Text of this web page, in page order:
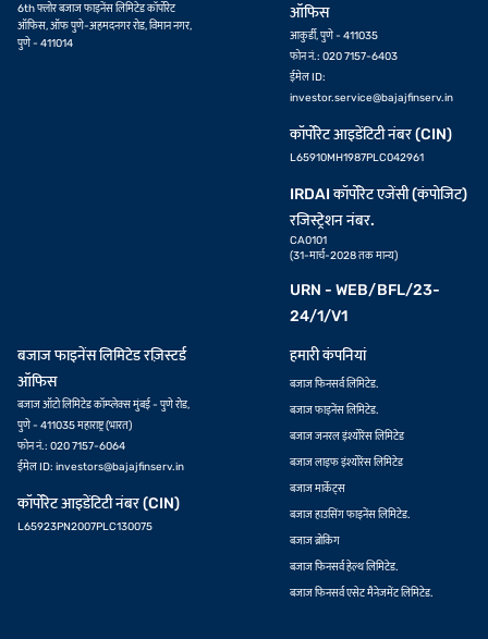
6th फ्लोर बजाज फाइनेंस लिमिटेड कॉर्पोरेट
ऑफिस, ऑफ पुणे-अहमदनगर रोड, विमान नगर,
पुणे - 411014
ऑफिस
आकुर्डी, पुणे - 411035
फोन नं.: 020 7157-6403
ईमेल ID:
investor.service@bajajfinserv.in
कॉर्पोरेट आइडेंटिटी नंबर (CIN)
L65910MH1987PLC042961
IRDAI कॉर्पोरेट एजेंसी (कंपोजिट)
रजिस्ट्रेशन नंबर.
CA0101
(31-मार्च-2028 तक मान्य)
URN - WEB/BFL/23-
24/1/V1
बजाज फाइनेंस लिमिटेड रज़िस्टर्ड
ऑफिस
बजाज ऑटो लिमिटेड कॉम्प्लेक्स मुंबई - पुणे रोड,
पुणे - 411035 महाराष्ट्र (भारत)
फोन नं.: 020 7157-6064
ईमेल ID: investors@bajajfinserv.in
कॉर्पोरेट आइडेंटिटी नंबर (CIN)
L65923PN2007PLC130075
हमारी कंपनियां
बजाज फिनसर्व लिमिटेड.
बजाज फाइनेंस लिमिटेड.
बजाज जनरल इंश्योरेंस लिमिटेड
बजाज लाइफ इंश्योरेंस लिमिटेड
बजाज मार्केट्स
बजाज हाउसिंग फाइनेंस लिमिटेड.
बजाज ब्रोकिंग
बजाज फिनसर्व हेल्थ लिमिटेड.
बजाज फिनसर्व एसेट मैनेजमेंट लिमिटेड.